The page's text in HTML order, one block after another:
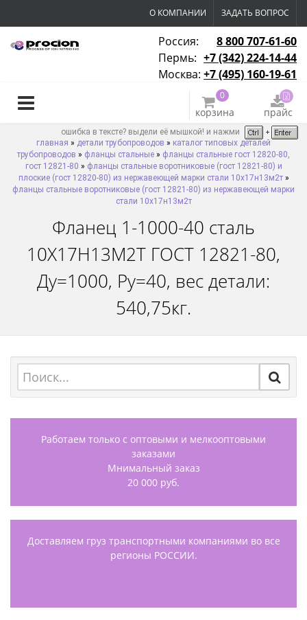
О КОМПАНИИ ЗАДАТЬ ВОПРОС
Россия:
8 800 707-61-60
Пермь: +7 (342) 224-14-44
Москва: +7 (495) 160-19-61
0
корзина прайс
ошибка в тексте? выдели её мышкой! и нажми
главная » детали трубопроводов » каталог типовых деталей
трубопроводов » фланцы стальные » фланцы стальные гост 12820-80,
гост 12821-80 » фланцы стальные воротниковые (гост 12821-80) и
плоские (гост 12820-80) из нержавеющей марки стали 10х17н13м2т»
фланцы стальные воротниковые (гост 12821-80) из нержавеющей марки
стали 10х17н13м2т
Фланец 1-1000-40 сталь
10Х17Н13М2Т ГОСТ 12821-80,
Ду=1000, Ру=40, вес детали:
540,75кг.
Работаем только с оптовыми и мелкооптовыми
заказами
Мнимальный заказ
20 000 руб.
Доставляем груз транспортными компаниями во все
регионы РОССИИ.